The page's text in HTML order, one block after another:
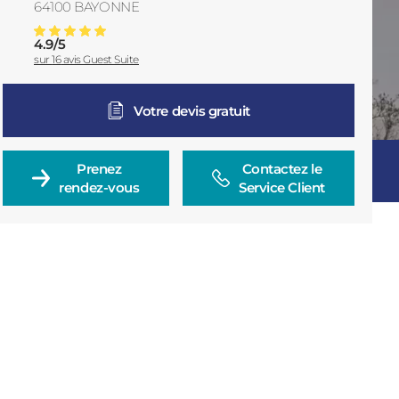
Consulter
64100 BAYONNE
France
Installation De Portails à Bayonne Et Sa Région
Note moyenne :
4.9/5
sur16avis Guest Suite
Votre devis gratuit
Prenez
rendez-vous
Contactez le
Service Client